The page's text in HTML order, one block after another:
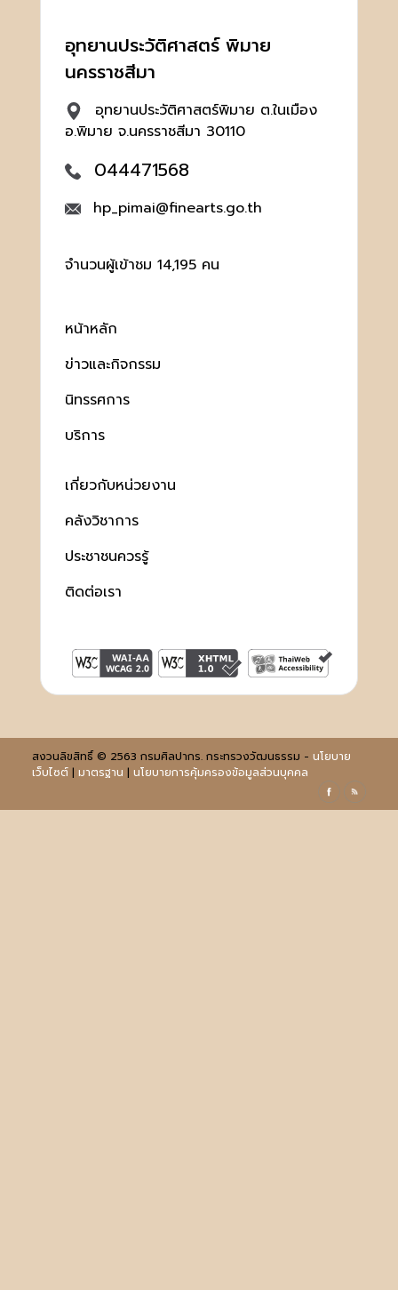
อุทยานประวัติศาสตร์ พิมาย
นครราชสีมา
อุทยานประวัติศาสตร์พิมาย ต.ในเมือง
อ.พิมาย จ.นครราชสีมา 30110
044471568
hp_pimai@finearts.go.th
จำนวนผู้เข้าชม 14,195 คน
หน้าหลัก
ข่าวและกิจกรรม
นิทรรศการ
บริการ
เกี่ยวกับหน่วยงาน
คลังวิชาการ
ประชาชนควรรู้
ติดต่อเรา
สงวนลิขสิทธิ์ © 2563 กรมศิลปากร. กระทรวงวัฒนธรรม - นโยบาย
เว็บไซต์| มาตรฐาน | นโยบายการคุ้มครองข้อมูลส่วนบุคคล